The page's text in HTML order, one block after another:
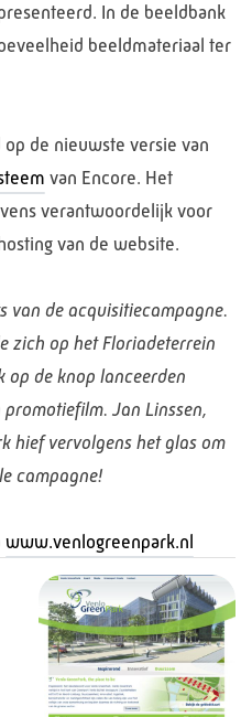
In de beeldbank
beeldmateriaal ter
de nieuwste versie van
van Encore. Het
verantwoordelijk voor
van de website.
van de acquisitiecampagne.
zich op het Floriadeterrein
op de knop lanceerden
Jan Linssen,
hief vervolgens het glas om
campagne!
www.venlogreenpark.nl